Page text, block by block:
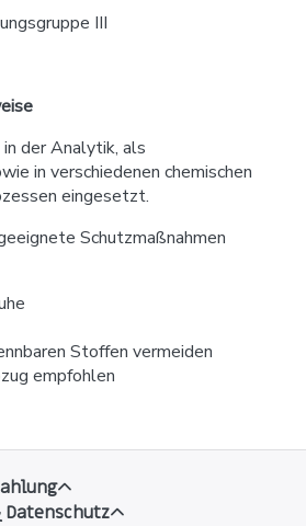
III
der Analytik, als
in verschiedenen chemischen
eingesetzt.
Schutzmaßnahmen
Stoffen vermeiden
empfohlen